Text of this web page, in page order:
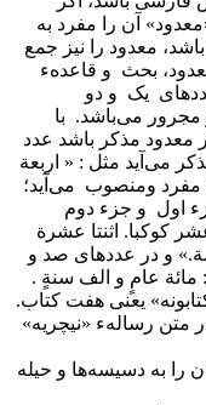
آن را مفرد به
معدود را نیز جمع
بحث و قاعدهء
یک و دو
مفرد و مجرور می‌باشد. با
معدود مذکر باشد عدد
می‌آید مثل : « اربعة
و از 11- 99، معدود مفرد ومنصوب می‌آید؛
اول و جزء دوم
کوکبا. اثنتا عشرة
و در عددهای صد و
عامٍ و الف سنةٍ .
یعنی هفت کتاب.
متن رسالهء «نیچریه»
را به دسیسه‌ها و حیله